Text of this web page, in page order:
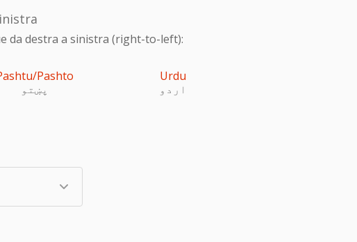
da destra a sinistra (right-to-left):
Pashto
پښتو
Urdu
اردو